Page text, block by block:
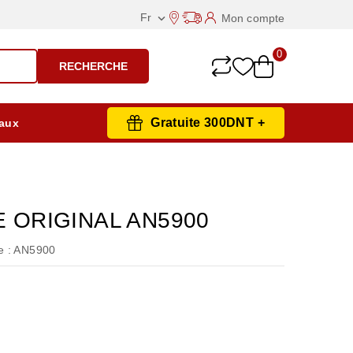
Fr  Mon compte
RECHERCHE
0
Gratuite 300DNT +
ORIGINAL AN5900
: AN5900